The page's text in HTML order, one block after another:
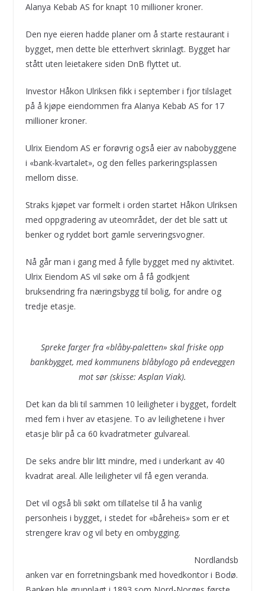
Alanya Kebab AS for knapt 10 millioner kroner.
Den nye eieren hadde planer om å starte restaurant i
bygget, men dette ble etterhvert skrinlagt. Bygget har
stått uten leietakere siden DnB flyttet ut.
Investor Håkon Ulriksen fikk i september i fjor tilslaget
på å kjøpe eiendommen fra Alanya Kebab AS for 17
millioner kroner.
Ulrix Eiendom AS er forøvrig også eier av nabobyggene
i «bank-kvartalet», og den felles parkeringsplassen
mellom disse.
Straks kjøpet var formelt i orden startet Håkon Ulriksen
med oppgradering av uteområdet, der det ble satt ut
benker og ryddet bort gamle serveringsvogner.
Nå går man i gang med å fylle bygget med ny aktivitet.
Ulrix Eiendom AS vil søke om å få godkjent
bruksendring fra næringsbygg til bolig, for andre og
tredje etasje.
Spreke farger fra «blåby-paletten» skal friske opp
bankbygget, med kommunens blåbylogo på endeveggen
mot sør (skisse: Asplan Viak).
Det kan da bli til sammen 10 leiligheter i bygget, fordelt
med fem i hver av etasjene. To av leilighetene i hver
etasje blir på ca 60 kvadratmeter gulvareal.
De seks andre blir litt mindre, med i underkant av 40
kvadrat areal. Alle leiligheter vil få egen veranda.
Det vil også bli søkt om tillatelse til å ha vanlig
personheis i bygget, i stedet for «båreheis» som er et
strengere krav og vil bety en ombygging.
Nordlandsb
anken var en forretningsbank med hovedkontor i Bodø.